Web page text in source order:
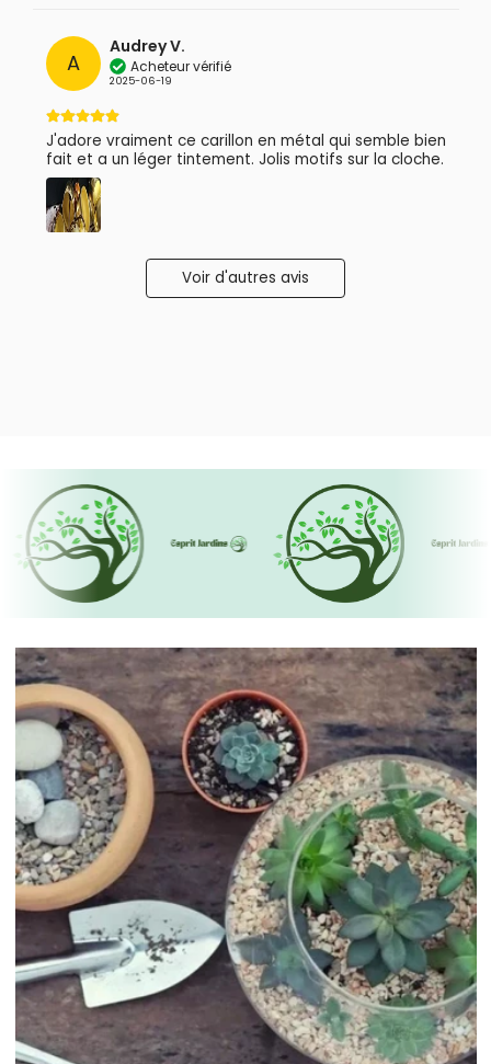
A
Audrey V.
Acheteur vérifié
2025-06-19
J'adore vraiment ce carillon en métal qui semble bien
fait et a un léger tintement. Jolis motifs sur la cloche.
Voir d'autres avis